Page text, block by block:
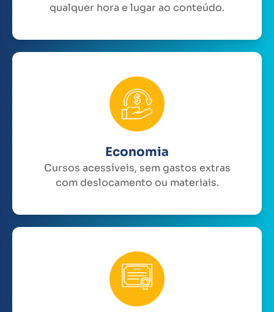
qualquer hora e lugar ao conteúdo.
Economia
Cursos acessíveis, sem gastos extras
com deslocamento ou materiais.